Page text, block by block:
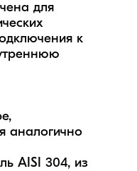
для
к
аналогично
AISI 304, из